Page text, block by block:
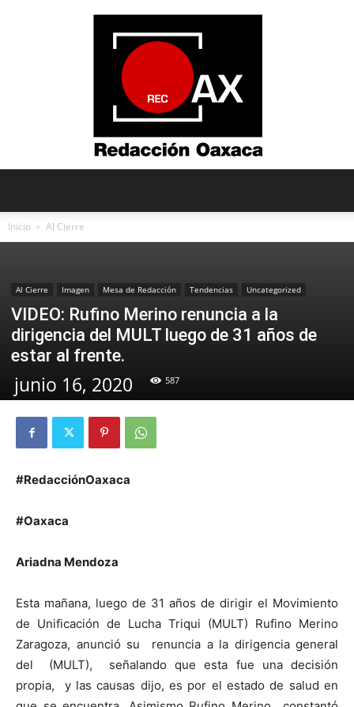
Inicio Al Cierre
Al Cierre Imagen Mesa de Redacción Tendencias Uncategorized
VIDEO: Rufino Merino renuncia a la
dirigencia del MULT luego de 31 años de
estar al frente.
junio 16, 2020 587
#RedacciónOaxaca
#Oaxaca
Ariadna Mendoza
Esta mañana, luego de 31 años de dirigir el Movimiento
de Unificación de Lucha Triqui (MULT) Rufino Merino
Zaragoza, anunció su renuncia a la dirigencia general
del (MULT), señalando que esta fue una decisión
propia, y las causas dijo, es por el estado de salud en